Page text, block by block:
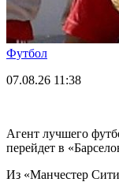
Футбол
07.08.26 11:38
Агент лучшего
перейдет в
Из «Манчестер